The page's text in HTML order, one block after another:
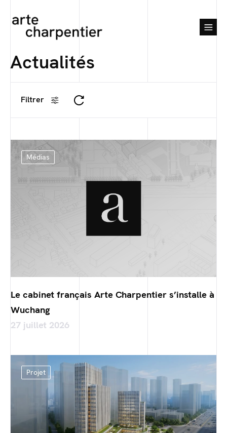
Actualités
Filtrer
Médias
Le cabinet français Arte Charpentier s’installe à
Wuchang
27 juillet 2026
Projet